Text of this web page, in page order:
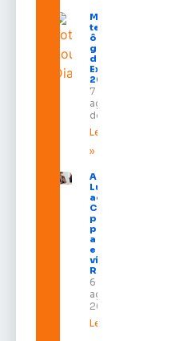
Macapá
terá
ônibus
gratuitos
durante a
Expofeira
2026
7 de
agosto
de 2026
Leia mais
»
Após veto,
Lula envia
ao
Congresso
projeto
para criar
a UNIFRON
e grava
vídeo para
Randolfe
6 de
agosto de
2026
Leia mais »